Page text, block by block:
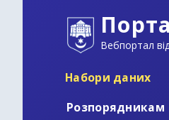
Вебпортал
Набори даних
Розпорядникам